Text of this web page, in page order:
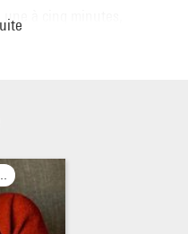
à cinq minutes,
devaient avoir eu lieu.
sur la manière dont le
et plus